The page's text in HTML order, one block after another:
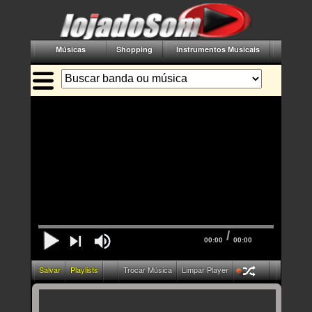
Músicas Shopping Instrumentos Musicais
00:00 / 00:00
Salvar Playlists Trocar Música Limpar Player